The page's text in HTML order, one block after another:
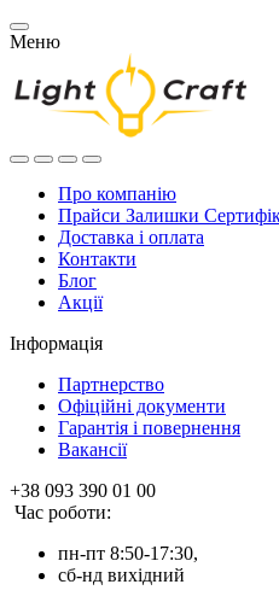
Меню
Про компанію
Прайси Залишки
Доставка і оплата
Контакти
Блог
Акції
Інформація
Партнерство
Офіційні документи
Гарантія і повернення
Вакансії
+38 093 390 01 00
Час роботи:
пн-пт 8:50-17:30,
сб-нд вихідний